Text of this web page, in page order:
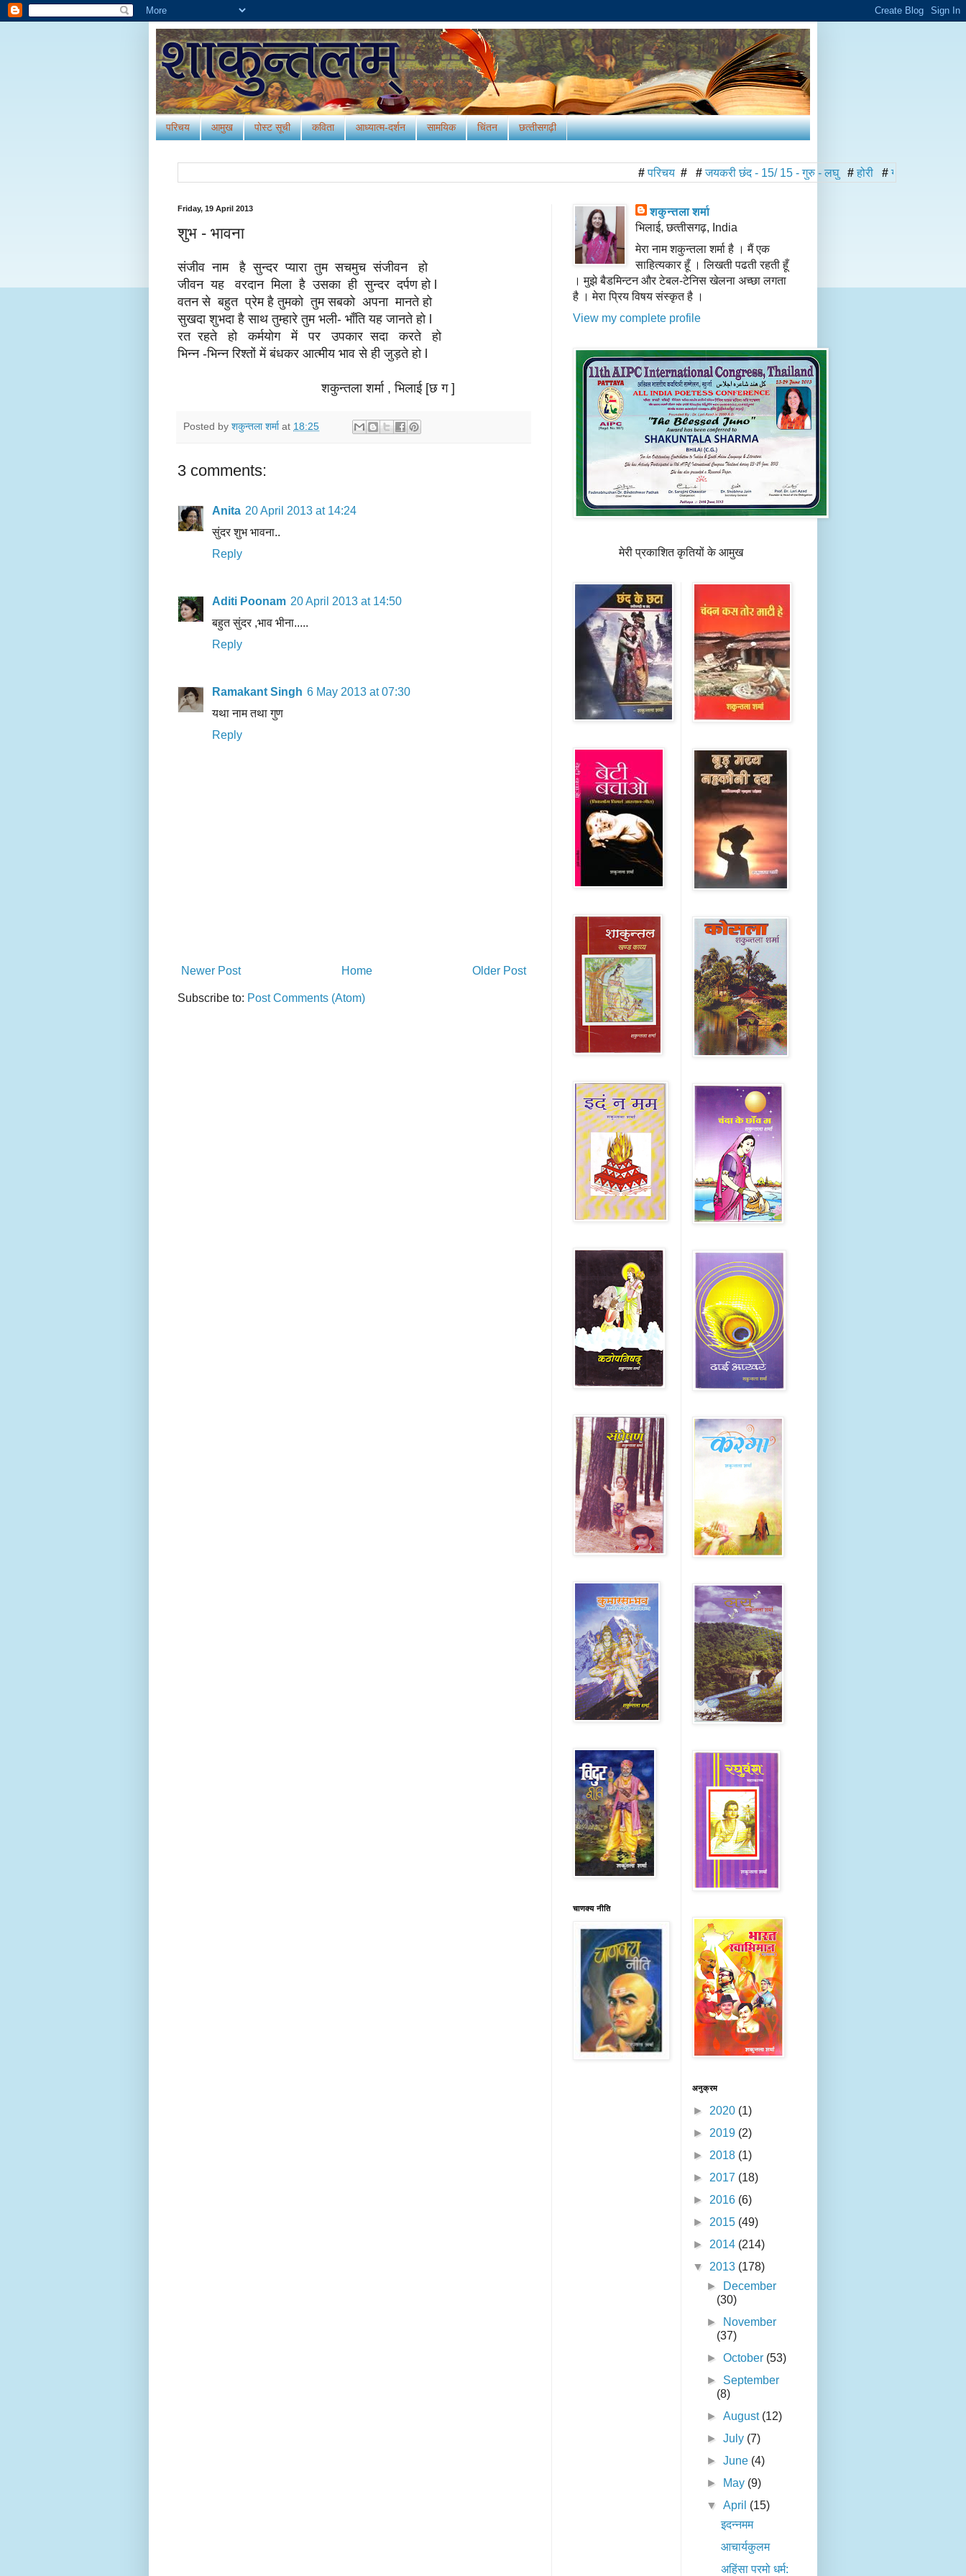
परिचय आमुख पोस्‍ट सूची कविता आध्‍यात्‍म-दर्शन सामयिक चिंतन छत्‍तीसगढ़ी
# जयकरी छंद - 15/ 15 - गुरु - लघु # होरी # गो - वर्धन # यम चतुर्दशी
Friday, 19 April 2013
शुभ - भावना
संजीव नाम है सुन्दर प्यारा तुम सचमुच संजीवन हो
जीवन यह वरदान मिला है उसका ही सुन्दर दर्पण हो l
वतन से बहुत प्रेम है तुमको तुम सबको अपना मानते हो
सुखदा शुभदा है साथ तुम्हारे तुम भली- भाँति यह जानते हो l
रत रहते हो कर्मयोग में पर उपकार सदा करते हो
भिन्न -भिन्न रिश्तों में बंधकर आत्मीय भाव से ही जुड़ते हो l
शकुन्तला शर्मा , भिलाई [छ ग ]
Posted by शकुन्‍तला शर्मा at 18:25
3 comments:
Anita 20 April 2013 at 14:24
सुंदर शुभ भावना..
Reply
Aditi Poonam 20 April 2013 at 14:50
बहुत सुंदर ,भाव भीना.....
Reply
Ramakant Singh 6 May 2013 at 07:30
यथा नाम तथा गुण
Reply
Newer Post Older Post
Home
Subscribe to: Post Comments (Atom)
शकुन्‍तला शर्मा
भिलाई, छत्‍तीसगढ़, India
मेरा नाम शकुन्तला शर्मा है । मैं एक
साहित्यकार हूँ । लिखती पढती रहती हूँ
। मुझे बैडमिन्टन और टेबल-टेनिस खेलना अच्छा लगता
है । मेरा प्रिय विषय संस्कृत है ।
View my complete profile
मेरी प्रकाशित कृतियों के आमुख
चाणक्‍य नीति
अनुक्रम
► 2020 (1)
► 2019 (2)
► 2018 (1)
► 2017 (18)
► 2016 (6)
► 2015 (49)
► 2014 (214)
▼ 2013 (178)
►
December
(30)
►
November
(37)
►October (53)
► September
(8)
►August (12)
►July (7)
►June (4)
►
May (9)
▼April (15)
इदन्नमम
आचार्यकुलम
अहिंसा परमो धर्म: